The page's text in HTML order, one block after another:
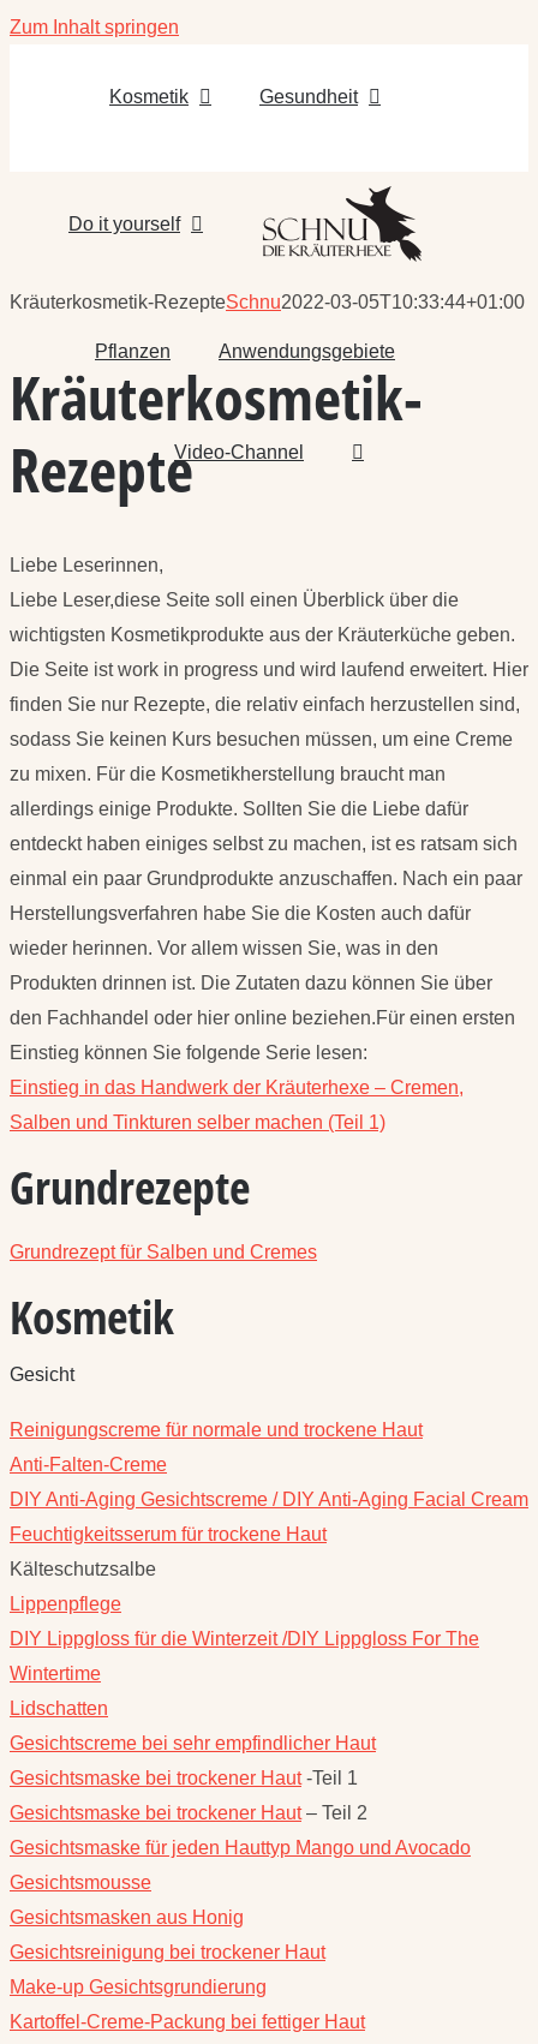
Zum Inhalt springen
Kosmetik Gesundheit
Do it yourself
Pflanzen Anwendungsgebiete
Video-Channel
Kräuterkosmetik-RezepteSchnu2022-03-05T10:33:44+01:00
Kräuterkosmetik-
Rezepte
Liebe Leserinnen,
Liebe Leser,diese Seite soll einen Überblick über die
wichtigsten Kosmetikprodukte aus der Kräuterküche geben.
Die Seite ist work in progress und wird laufend erweitert. Hier
finden Sie nur Rezepte, die relativ einfach herzustellen sind,
sodass Sie keinen Kurs besuchen müssen, um eine Creme
zu mixen. Für die Kosmetikherstellung braucht man
allerdings einige Produkte. Sollten Sie die Liebe dafür
entdeckt haben einiges selbst zu machen, ist es ratsam sich
einmal ein paar Grundprodukte anzuschaffen. Nach ein paar
Herstellungsverfahren habe Sie die Kosten auch dafür
wieder herinnen. Vor allem wissen Sie, was in den
Produkten drinnen ist. Die Zutaten dazu können Sie über
den Fachhandel oder hier online beziehen.Für einen ersten
Einstieg können Sie folgende Serie lesen:
Einstieg in das Handwerk der Kräuterhexe – Cremen,
Salben und Tinkturen selber machen (Teil 1)
Grundrezepte
Grundrezept für Salben und Cremes
Kosmetik
Gesicht
Reinigungscreme für normale und trockene Haut
Anti-Falten-Creme
DIY Anti-Aging Gesichtscreme / DIY Anti-Aging Facial Cream
Feuchtigkeitsserum für trockene Haut
Kälteschutzsalbe
Lippenpflege
DIY Lippgloss für die Winterzeit /DIY Lippgloss For The
Wintertime
Lidschatten
Gesichtscreme bei sehr empfindlicher Haut
Gesichtsmaske bei trockener Haut-Teil 1
Gesichtsmaske bei trockener Haut– Teil 2
Gesichtsmaske für jeden Hauttyp Mango und Avocado
Gesichtsmousse
Gesichtsmasken aus Honig
Gesichtsreinigung bei trockener Haut
Make-up Gesichtsgrundierung
Kartoffel-Creme-Packung bei fettiger Haut